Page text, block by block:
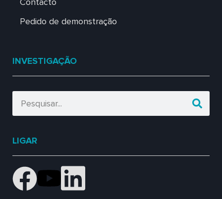
Pedido de demonstração
INVESTIGAÇÃO
LIGAR